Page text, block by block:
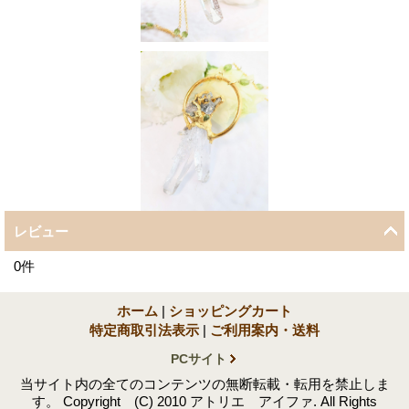
レビュー
0件
ホーム | ショッピングカート
特定商取引法表示 | ご利用案内・送料
PCサイト
当サイト内の全てのコンテンツの無断転載・転用を禁止しま
す。 Copyright (C) 2010 アトリエ アイファ. All Rights